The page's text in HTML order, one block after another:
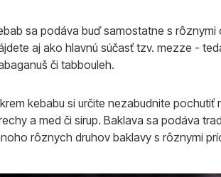
sa podáva buď samostatne s
aj ako hlavnú súčasť tzv. mezze -
či tabbouleh.
kebabu si určite nezabudnite
a med či sirup. Baklava sa podáva
rôznych druhov baklavy s rôznymi